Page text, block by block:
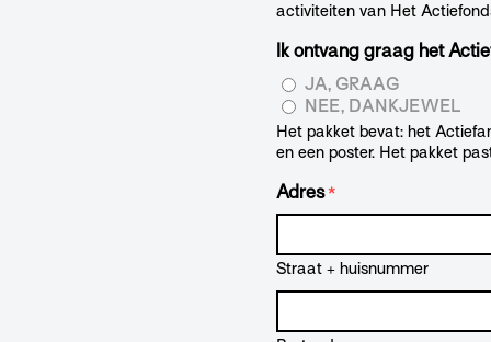
activiteiten van Het
Ik ontvang graag het
JA, GRAAG
NEE, DANKJEWEL
Het pakket bevat: het
en een poster. Het pakket
Adres *
Straat + huisnummer